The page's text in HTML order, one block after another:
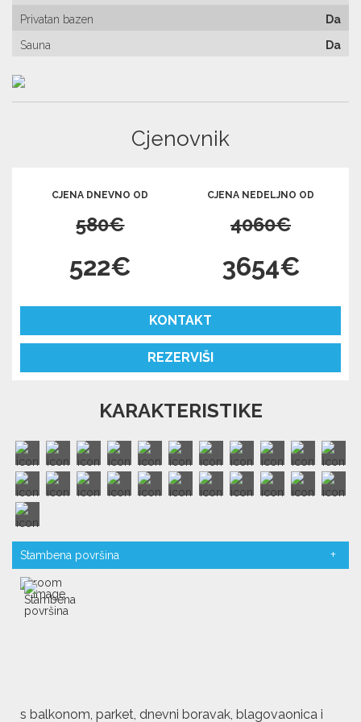
Privatan bazen
Da
Sauna
Da
Cjenovnik
CJENA DNEVNO OD
580€
CJENA NEDELJNO OD
4060€
522€ 3654€
KONTAKT
REZERVIŠI
KARAKTERISTIKE
Stambena površina
s balkonom, parket, dnevni boravak, blagovaonica i